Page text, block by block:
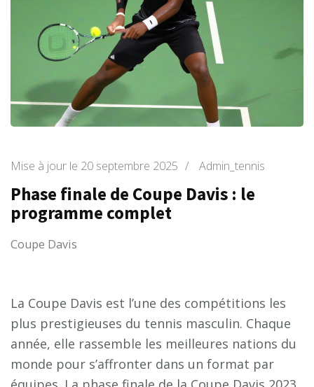
Mise à jour le 20 septembre 2025 / Admin_tennis
Phase finale de Coupe Davis : le
programme complet
Coupe Davis
La Coupe Davis est l’une des compétitions les
plus prestigieuses du tennis masculin. Chaque
année, elle rassemble les meilleures nations du
monde pour s’affronter dans un format par